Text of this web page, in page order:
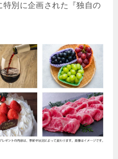
特別に企画された『独自の